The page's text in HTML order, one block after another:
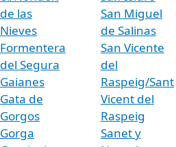
de las
Nieves
Formentera
del Segura
Gaianes
Gata de
Gorgos
Gorga
San Miguel
de Salinas
San Vicente
del
Raspeig/Sant
Vicent del
Raspeig
Sanet y